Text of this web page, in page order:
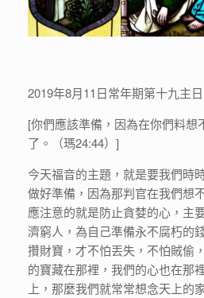
2019年8月11日常年期第十九主
[你們應該準備，因為在你們料想
了。（瑪24:44）]
今天福音的主題，就是要我們時
做好準備，因為那判官在我們想
應注意的就是防止貪婪的心，主
濟窮人，為自己準備永不腐朽的
攢財寶，才不怕丟失，不怕賊偷
的寶藏在那裡，我們的心也在那
上，那麼我們就常常想念天上的